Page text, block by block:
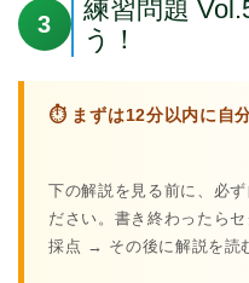
3
練習問題
う！
⏱ まずは12分以内に自
下の解説を見る前に、必
ださい。書き終わったら
採点 → その後に解説を読